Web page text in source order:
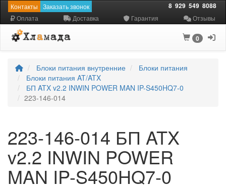
Контакты Заказать звонок 8 929 549 8088
Оплата Доставка Гарантия Отзывы
0
Блоки питания внутренние
Блоки питания
Блоки питания AT/ATX
БП ATX v2.2 INWIN POWER MAN IP-S450HQ7-0
223-146-014
223-146-014 БП ATX
v2.2 INWIN POWER
MAN IP-S450HQ7-0